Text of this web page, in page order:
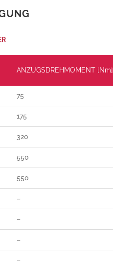
ANZUGSDREHMOMENT [Nm]
75
175
320
550
550
–
–
–
–